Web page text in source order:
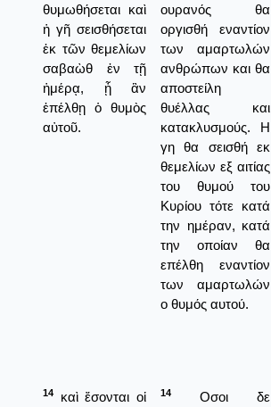
θυμωθήσεται καὶ
ἡ γῆ σεισθήσεται
ἐκ τῶν θεμελίων
σαβαὼθ ἐν τῇ
ἡμέρᾳ, ᾗ ἂν
ἐπέλθῃ ὁ θυμὸς
αὐτοῦ.
ουρανός θα
οργισθή εναντίον
των αμαρτωλών
ανθρώπων και θα
αποστείλη
θυέλλας και
κατακλυσμούς. Η
γη θα σεισθή εκ
θεμελίων εξ αιτίας
του θυμού του
Κυρίου τότε κατά
την ημέραν, κατά
την οποίαν θα
επέλθη εναντίον
των αμαρτωλών
ο θυμός αυτού.
14
καὶ ἔσονται οἱ
14
Οσοι δε